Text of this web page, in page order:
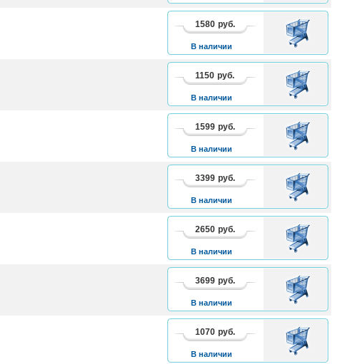
1580 руб.
В наличии
В
КОРЗИНУ
1150 руб.
В наличии
В
КОРЗИНУ
1599 руб.
В наличии
В
КОРЗИНУ
3399 руб.
В наличии
В
КОРЗИНУ
2650 руб.
В наличии
В
КОРЗИНУ
3699 руб.
В наличии
В
КОРЗИНУ
1070 руб.
В наличии
В
КОРЗИНУ